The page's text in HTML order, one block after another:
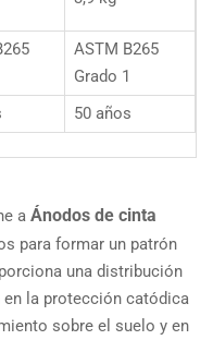
ASTM B265
Grado 1
50 años
a Ánodos de cinta
para formar un patrón
una distribución
la protección catódica
sobre el suelo y en